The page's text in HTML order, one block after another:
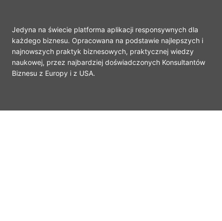
Jedyna na świecie platforma aplikacji responsywnych dla
każdego biznesu. Opracowana na podstawie najlepszych i
najnowszych praktyk biznesowych, praktycznej wiedzy
naukowej, przez najbardziej doświadczonych Konsultantów
Biznesu z Europy i z USA.